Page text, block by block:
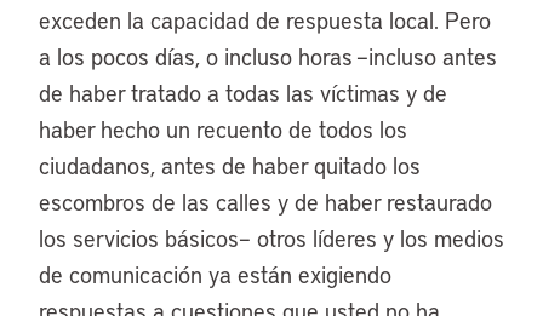
exceden la capacidad de respuesta local. Pero
a los pocos días, o incluso horas –incluso antes
de haber tratado a todas las víctimas y de
haber hecho un recuento de todos los
ciudadanos, antes de haber quitado los
escombros de las calles y de haber restaurado
los servicios básicos– otros líderes y los medios
de comunicación ya están exigiendo